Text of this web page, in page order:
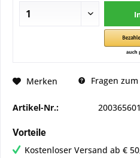
Merken Fragen
Artikel-Nr.:
Vorteile
Kostenloser Versand ab €